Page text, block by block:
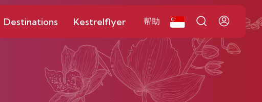
Destinations Kestrelflyer 帮助